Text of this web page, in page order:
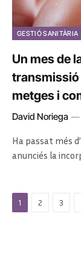
GESTIÓ SANITÀRIA
Un mes de
transmissió
metges i
David Noriega
Ha passat més
anunciés la
1 2 3